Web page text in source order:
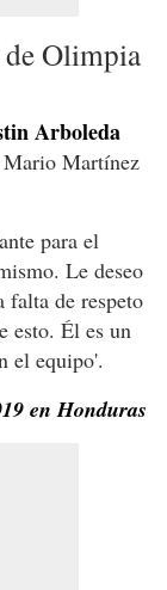
de Olimpia
Arboleda
Martínez
para el
Le deseo
falta de respeto
esto. Él es un
el equipo'.
en Honduras